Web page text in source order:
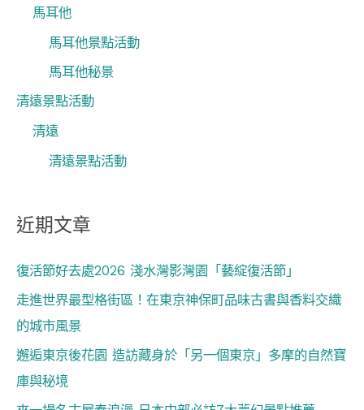
馬耳他
馬耳他景點活動
馬耳他秘景
清遠景點活動
清遠
清遠景點活動
近期文章
復活節好去處2026 淺水灣影灣園「藝綻復活節」
走進世界最型格街區！在東京神保町品味古書與香料交織
的城市風景
邂逅東京後花園 造訪藏身於「另一個東京」多摩的自然寶
庫與秘境